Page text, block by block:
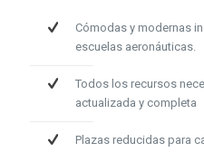
Cómodas y modernas
escuelas aeronáuticas.
Todos los recursos
actualizada y completa
Plazas reducidas para